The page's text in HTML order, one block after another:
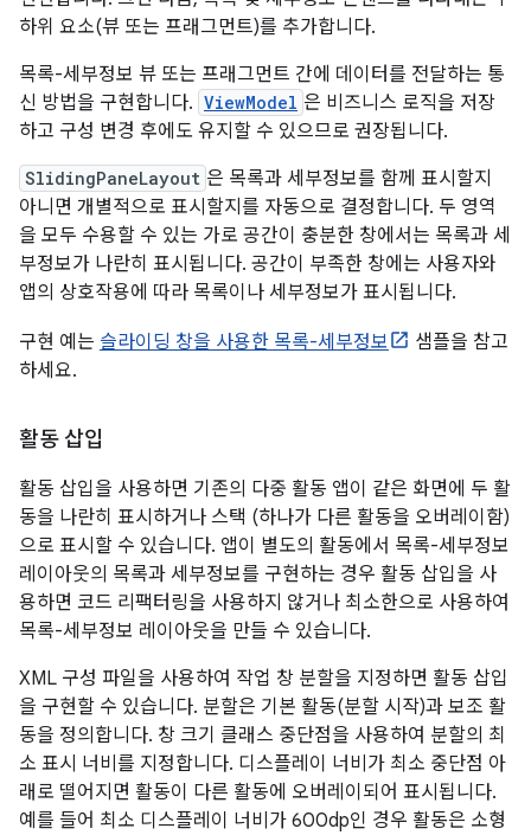
하위 요소(뷰 또는 프래그먼트)를 추가합니다.
목록-세부정보 뷰 또는 프래그먼트 간에 데이터를 전달하는 통
신 방법을 구현합니다. ViewModel 은 비즈니스 로직을 저장
하고 구성 변경 후에도 유지할 수 있으므로 권장됩니다.
SlidingPaneLayout 은 목록과 세부정보를 함께 표시할지
아니면 개별적으로 표시할지를 자동으로 결정합니다. 두 영역
을 모두 수용할 수 있는 가로 공간이 충분한 창에서는 목록과 세
부정보가 나란히 표시됩니다. 공간이 부족한 창에는 사용자와
앱의 상호작용에 따라 목록이나 세부정보가 표시됩니다.
구현 예는 슬라이딩 창을 사용한 목록-세부정보
샘플을 참고
하세요.
활동 삽입
활동 삽입을 사용하면 기존의 다중 활동 앱이 같은 화면에 두 활
동을 나란히 표시하거나 스택 (하나가 다른 활동을 오버레이함)
으로 표시할 수 있습니다. 앱이 별도의 활동에서 목록-세부정보
레이아웃의 목록과 세부정보를 구현하는 경우 활동 삽입을 사
용하면 코드 리팩터링을 사용하지 않거나 최소한으로 사용하여
목록-세부정보 레이아웃을 만들 수 있습니다.
XML 구성 파일을 사용하여 작업 창 분할을 지정하면 활동 삽입
을 구현할 수 있습니다. 분할은 기본 활동(분할 시작)과 보조 활
동을 정의합니다. 창 크기 클래스 중단점을 사용하여 분할의 최
소 표시 너비를 지정합니다. 디스플레이 너비가 최소 중단점 아
래로 떨어지면 활동이 다른 활동에 오버레이되어 표시됩니다.
예를 들어 최소 디스플레이 너비가 600dp인 경우 활동은 소형